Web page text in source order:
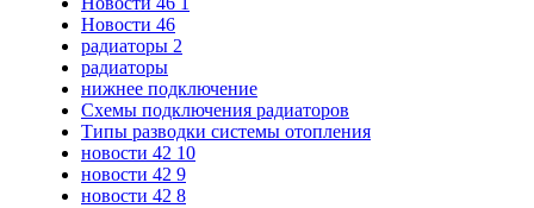
Новости 46
радиаторы 2
радиаторы
нижнее подключение
Схемы подключения радиаторов
Типы разводки системы отопления
новости 42 10
новости 42 9
новости 42 8